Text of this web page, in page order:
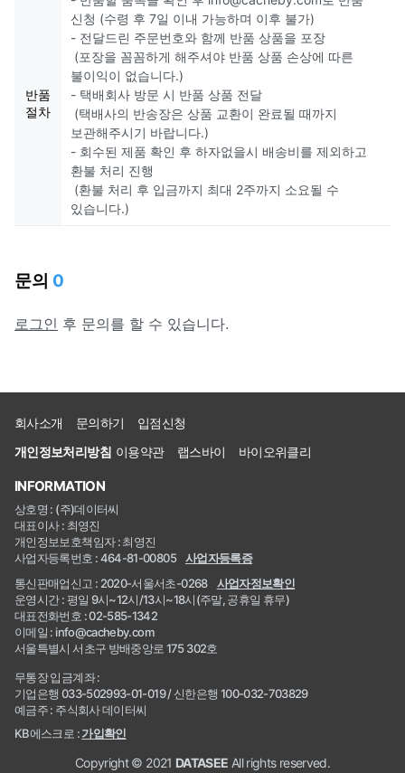
반품
절차
신청 (수령 후 7일 이내 가능하며 이후 불가)
- 전달드린 주문번호와 함께 반품 상품을 포장
(포장을 꼼꼼하게 해주셔야 반품 상품 손상에 따른
불이익이 없습니다.)
- 택배회사 방문 시 반품 상품 전달
(택배사의 반송장은 상품 교환이 완료될 때까지
보관해주시기 바랍니다.)
- 회수된 제품 확인 후 하자없을시 배송비를 제외하고
환불 처리 진행
(환불 처리 후 입금까지 최대 2주까지 소요될 수
있습니다.)
문의 0
로그인 후 문의를 할 수 있습니다.
회사소개 문의하기
입점신청
개인정보처리방침 이용약관 랩스바이 바이오위클리
INFORMATION
상호명 : (주)데이터씨
대표이사 : 최영진
개인정보보호책임자 : 최영진
사업자등록번호 : 464-81-00805
사업자등록증
통신판매업신고 : 2020-서울서초-0268
사업자정보확인
운영시간 : 평일 9시~12시/13시~18시(주말, 공휴일 휴무)
대표전화번호 : 02-585-1342
이메일 : info@cacheby.com
서울특별시 서초구 방배중앙로 175 302호
무통장 입금계좌 :
기업은행 033-502993-01-019 / 신한은행 100-032-703829
예금주 : 주식회사 데이터씨
KB에스크로 :가입확인
Copyright © 2021 DATASEE All rights reserved.